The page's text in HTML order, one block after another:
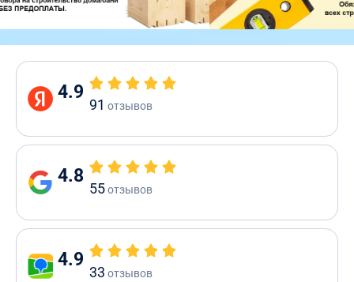
4.9
91 отзывов
4.8
55отзывов
4.9
33 отзывов